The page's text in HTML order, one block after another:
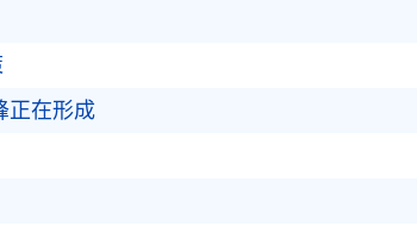
正在形成